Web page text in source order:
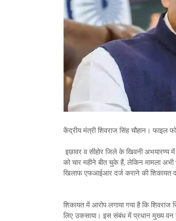
केंद्रीय मंत्री शिवराज सिंह चौहान। फाइल
इछावर व सीहोर जिले के खिवनी अभयारण्य
को चार महीने बीत चुके हैं, लेकिन मामला अभी
खिलाफ एफआईआर दर्ज कराने की शिकायत
शिकायत में आरोप लगाया गया है कि
लिए उकसाया। इस संबंध में प्रधान मुख्य वन